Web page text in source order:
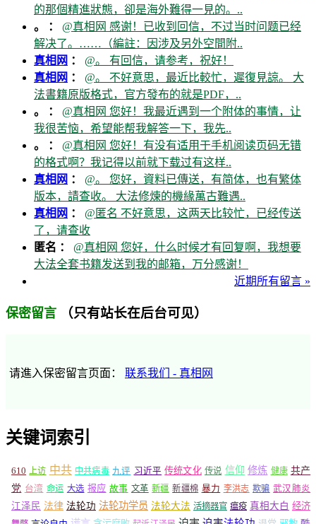
的那個精進狀態，卻是海外難得一見的。..
。 ： @真相网 感谢！已收到回信，不过当时问题已经
解决了。……（編註：因涉及另外空間附..
真相网 ： @。 有回信，请参考，祝好！
真相网 ： @。 不好意思，最近比較忙，遲復見諒。 大
法書籍原版格式，官方發布的就是PDF，..
。 ： @真相网 您好！我最近遇到一个附体的事情，让
我很苦恼，希望能帮我解答一下，我先..
。 ： @真相网 您好！有没有适用于手机阅读页码无错
的格式啊？我记得以前就下载过有这样..
真相网 ： @。 您好，資料已傳送，有简体，也有繁体
版本，請查收。 大法修煉的機緣萬古難遇..
真相网 ： @匿名 不好意思，这两天比较忙，已经传送
了，请查收
匿名 ： @真相网 您好，什么时候才有回复啊，我想要
大法全套书籍发送到我的邮箱，万分感谢！
近期所有留言 »
保密留言 （只有站长在后台可见）
请進入保密留言页面： 联系我们 - 真相网
关键词索引
610 上访 中共 中共病毒 九评 习近平 传统文化 传说 信仰 修炼 健康 共产
党 台湾 命运 大选 报应 故事 文革 新疆 新疆棉 暴力 李洪志 欺骗 武汉肺炎
江泽民 法律 法轮功 法轮功学员 法轮大法 活摘器官 瘟疫 真相大白 经济